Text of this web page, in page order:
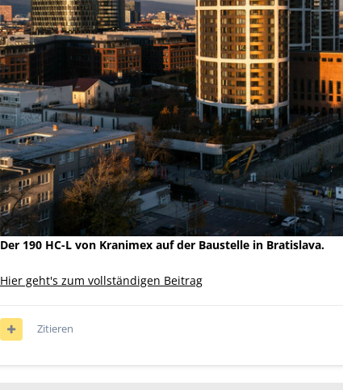
Der 190 HC-L von Kranimex auf der Baustelle in Bratislava.
Hier geht's zum vollständigen Beitrag
Zitieren